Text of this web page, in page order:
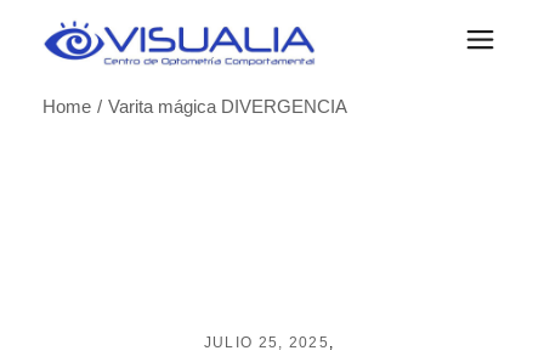
Home
Varita mágica DIVERGENCIA
JULIO 25, 2025